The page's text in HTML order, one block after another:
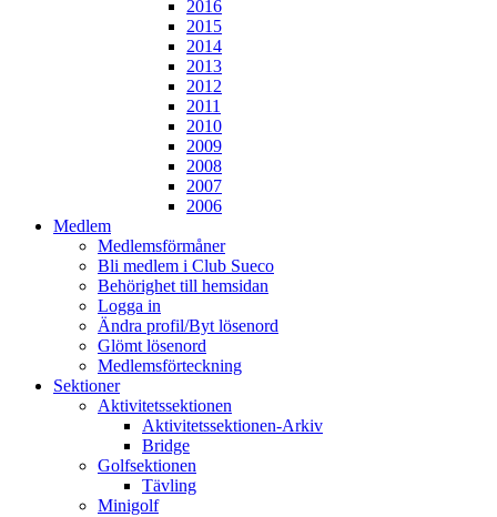
2016
2015
2014
2013
2012
2011
2010
2009
2008
2007
2006
Medlem
Medlemsförmåner
Bli medlem i Club Sueco
Behörighet till hemsidan
Logga in
Ändra profil/Byt lösenord
Glömt lösenord
Medlemsförteckning
Sektioner
Aktivitetssektionen
Aktivitetssektionen-Arkiv
Bridge
Golfsektionen
Tävling
Minigolf